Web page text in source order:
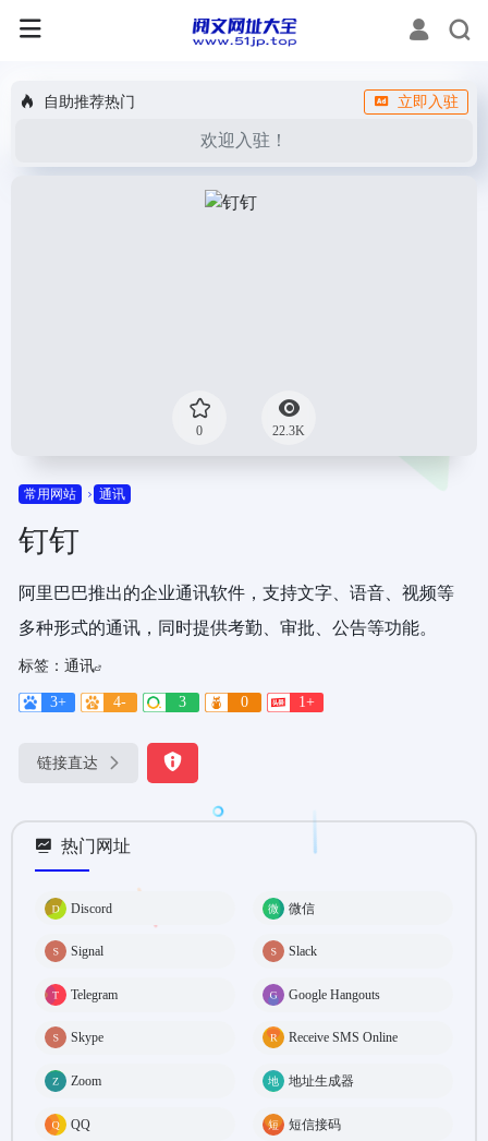
自助推荐热门 立即入驻
欢迎入驻！
0 22.3K
常用网站 通讯
钉钉
阿里巴巴推出的企业通讯软件，支持文字、语音、视频等
多种形式的通讯，同时提供考勤、审批、公告等功能。
标签： 通讯
3+ 4- 3 0 1+
链接直达
热门网址
Discord 微信
Signal Slack
Telegram Google Hangouts
Skype Receive SMS Online
Zoom 地址生成器
QQ 短信接码